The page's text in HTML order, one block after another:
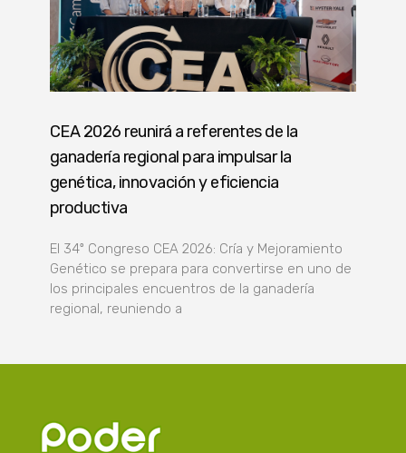
CEA 2026 reunirá a referentes de la
ganadería regional para impulsar la
genética, innovación y eficiencia
productiva
El 34º Congreso CEA 2026: Cría y Mejoramiento
Genético se prepara para convertirse en uno de
los principales encuentros de la ganadería
regional, reuniendo a